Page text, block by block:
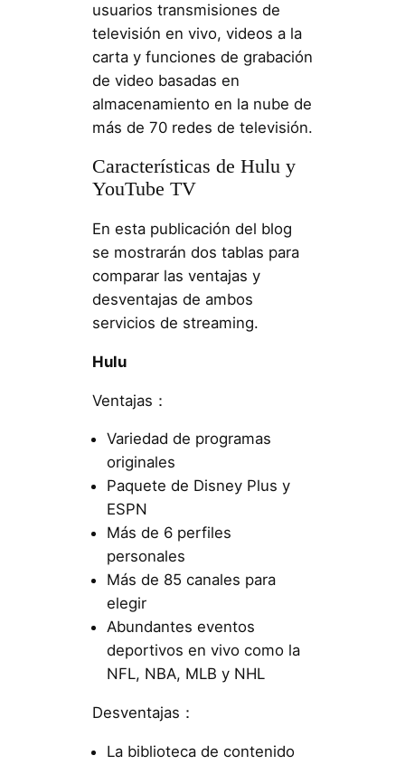
usuarios transmisiones de
televisión en vivo, videos a la
carta y funciones de grabación
de video basadas en
almacenamiento en la nube de
más de 70 redes de televisión.
Características de Hulu y
YouTube TV
En esta publicación del blog
se mostrarán dos tablas para
comparar las ventajas y
desventajas de ambos
servicios de streaming.
Hulu
Ventajas：
Variedad de programas
originales
Paquete de Disney Plus y
ESPN
Más de 6 perfiles
personales
Más de 85 canales para
elegir
Abundantes eventos
deportivos en vivo como la
NFL, NBA, MLB y NHL
Desventajas：
La biblioteca de contenido